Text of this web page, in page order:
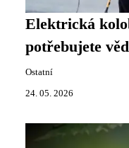
Elektrická
potřebujete
Ostatní
24. 05. 2026